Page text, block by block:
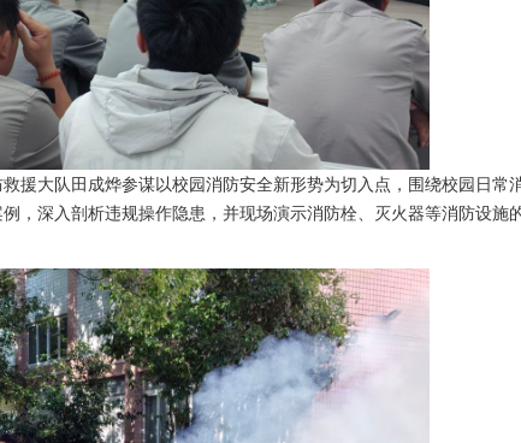
援大队田成烨参谋以校园消防安全新形势为切入点，围绕校园日常
深入剖析违规操作隐患，并现场演示消防栓、灭火器等消防设施